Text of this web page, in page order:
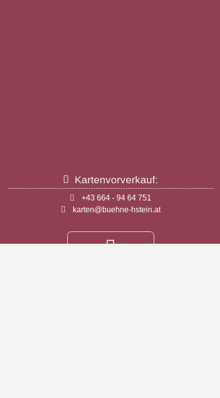
Kartenvorverkauf:
+43 664 - 94 64 751
karten@buehne-hstein.at